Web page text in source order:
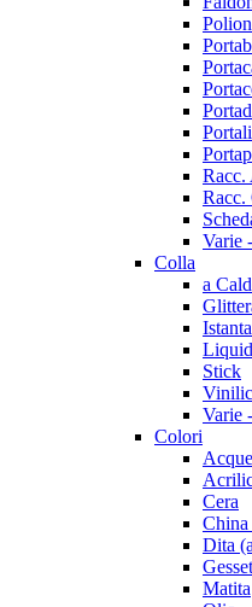
Racc.
Racc.
Varie
Colla
a
Stick
Varie
Colori
Cera
Dita
Matita